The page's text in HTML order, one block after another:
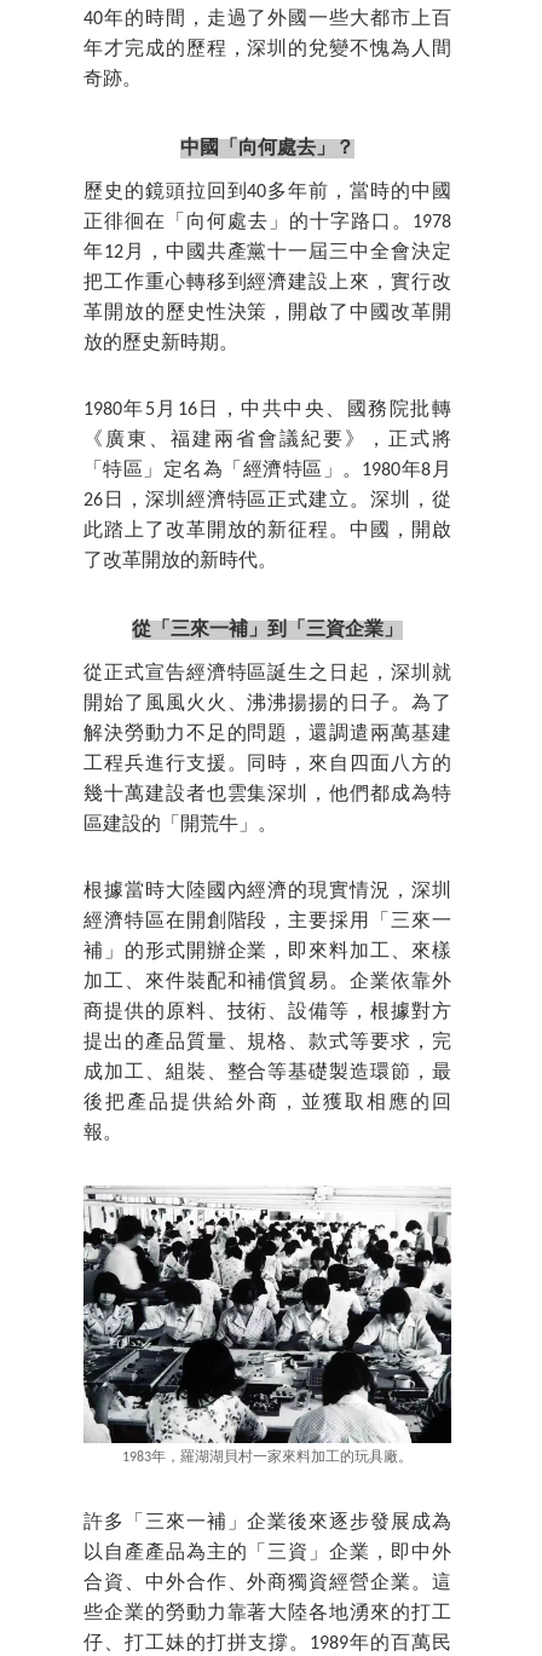
40年的時間，走過了外國一些大都市上百
年才完成的歷程，深圳的兌變不愧為人間
奇跡。
中國「向何處去」？
歷史的鏡頭拉回到40多年前，當時的中國
正徘徊在「向何處去」的十字路口。1978
年12月，中國共產黨十一屆三中全會決定
把工作重心轉移到經濟建設上來，實行改
革開放的歷史性決策，開啟了中國改革開
放的歷史新時期。
1980年5月16日，中共中央、國務院批轉
《廣東、福建兩省會議紀要》，正式將
「特區」定名為「經濟特區」。1980年8月
26日，深圳經濟特區正式建立。深圳，從
此踏上了改革開放的新征程。中國，開啟
了改革開放的新時代。
從「三來一補」到「三資企業」
從正式宣告經濟特區誕生之日起，深圳就
開始了風風火火、沸沸揚揚的日子。為了
解決勞動力不足的問題，還調遣兩萬基建
工程兵進行支援。同時，來自四面八方的
幾十萬建設者也雲集深圳，他們都成為特
區建設的「開荒牛」。
根據當時大陸國內經濟的現實情況，深圳
經濟特區在開創階段，主要採用「三來一
補」的形式開辦企業，即來料加工、來樣
加工、來件裝配和補償貿易。企業依靠外
商提供的原料、技術、設備等，根據對方
提出的產品質量、規格、款式等要求，完
成加工、組裝、整合等基礎製造環節，最
後把產品提供給外商，並獲取相應的回
報。
1983年，羅湖湖貝村一家來料加工的玩具廠。
許多「三來一補」企業後來逐步發展成為
以自產產品為主的「三資」企業，即中外
合資、中外合作、外商獨資經營企業。這
些企業的勞動力靠著大陸各地湧來的打工
仔、打工妹的打拼支撐。1989年的百萬民